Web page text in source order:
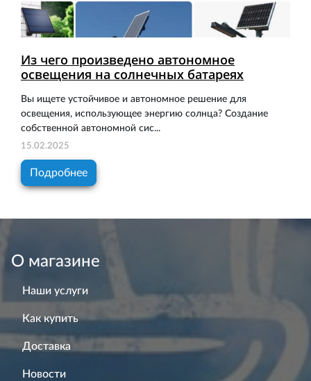
Из чего произведено автономное
освещения на солнечных батареях
Вы ищете устойчивое и автономное решение для
освещения, использующее энергию солнца? Создание
собственной автономной сис...
15.02.2025
Подробнее
О магазине
Наши услуги
Как купить
Доставка
Новости